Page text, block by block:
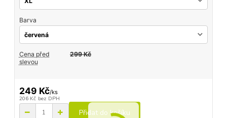
Barva
Cena před
slevou
299 Kč
249 Kč/ks
206 Kč bez DPH
Přidat do košíku